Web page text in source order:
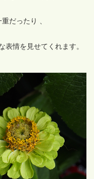
だったり 、
表情を見せてくれます。